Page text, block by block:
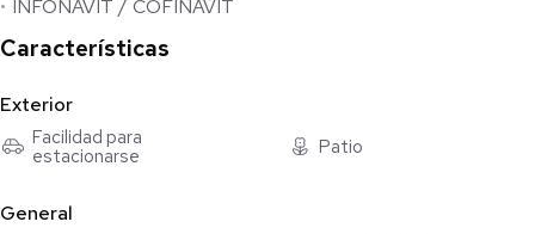
Apartado: $5,000 MXN (5 días naturales)
Apartado FOVISSSTE: $8,500 (pago de avalúo)
Invierte con inteligencia en un entorno con alta proyección de
crecimiento y retorno asegurado.
Modelos disponibles Para cada etapa de tu vida:
INFONAVIT / COFINAVIT
Características
Exterior
Facilidad para
estacionarse
Patio
General